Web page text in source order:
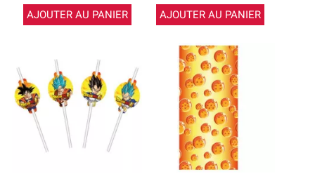
AJOUTER AU PANIER AJOUTER AU PANIER